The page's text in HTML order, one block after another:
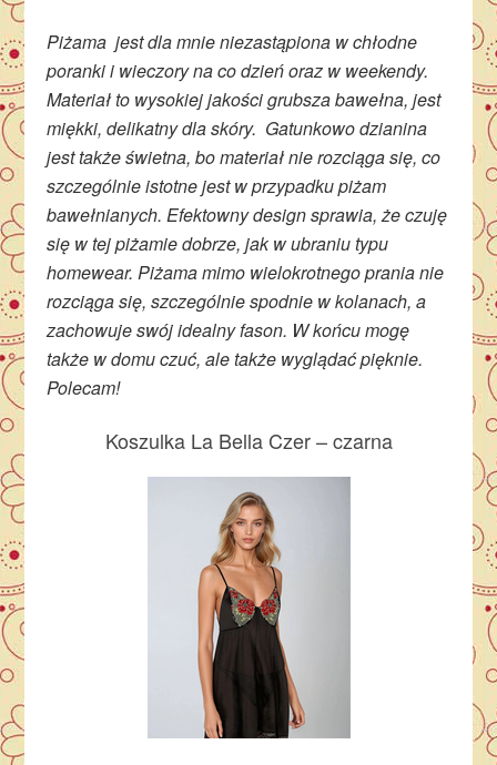
Piżama jest dla mnie niezastąpiona w chłodne
poranki i wieczory na co dzień oraz w weekendy.
Materiał to wysokiej jakości grubsza bawełna, jest
miękki, delikatny dla skóry. Gatunkowo dzianina
jest także świetna, bo materiał nie rozciąga się, co
szczególnie istotne jest w przypadku piżam
bawełnianych. Efektowny design sprawia, że czuję
się w tej piżamie dobrze, jak w ubraniu typu
homewear. Piżama mimo wielokrotnego prania nie
rozciąga się, szczególnie spodnie w kolanach, a
zachowuje swój idealny fason. W końcu mogę
także w domu czuć, ale także wyglądać pięknie.
Polecam!
Koszulka La Bella Czer – czarna